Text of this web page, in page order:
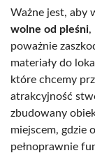
Ważne jest, aby
wolne od pleśni,
poważnie
materiały do
które chcemy
atrakcyjność
zbudowany
miejscem, gdzie
pełnoprawnie